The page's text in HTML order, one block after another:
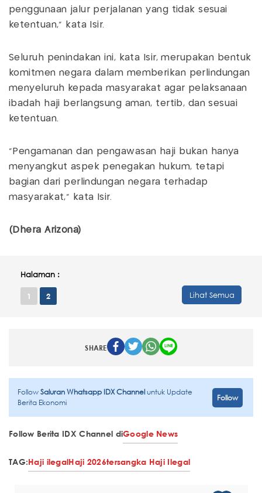
penggunaan jalur perjalanan yang tidak sesuai
ketentuan,” kata Isir.
Seluruh penindakan ini, kata Isir, merupakan bentuk
komitmen negara dalam memberikan perlindungan
menyeluruh kepada masyarakat agar pelaksanaan
ibadah haji berlangsung aman, tertib, dan sesuai
ketentuan.
“Pengamanan dan pengawasan haji bukan hanya
menyangkut aspek penegakan hukum, tetapi
bagian dari perlindungan negara terhadap
masyarakat,” kata Isir.
(Dhera Arizona)
Halaman :
1 2 Lihat Semua
SHARE
FollowSaluran Whatsapp IDX Channeluntuk Update
Berita Ekonomi
Follow
Follow Berita IDX Channel diGoogle News
TAG:Haji ilegalHaji 2026tersangka Haji Ilegal